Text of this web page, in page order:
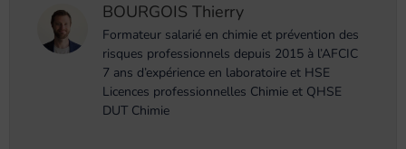
BOURGOIS Thierry
Formateur salarié en chimie et prévention des
risques professionnels depuis 2015 à l’AFCIC
7 ans d’expérience en laboratoire et HSE
Licences professionnelles Chimie et QHSE
DUT Chimie